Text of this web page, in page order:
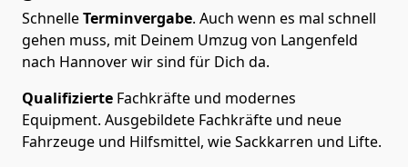
SchnelleTerminvergabe. Auch wenn es mal schnell
gehen muss, mit Deinem Umzug von Langenfeld
nach Hannover wir sind für Dich da.
Qualifizierte Fachkräfte und modernes
Equipment. Ausgebildete Fachkräfte und neue
Fahrzeuge und Hilfsmittel, wie Sackkarren und Lifte.